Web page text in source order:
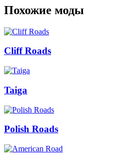
Похожие моды
Cliff Roads
Taiga
Polish Roads